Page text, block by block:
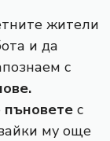
жители
и да
с
пъновете с
му още